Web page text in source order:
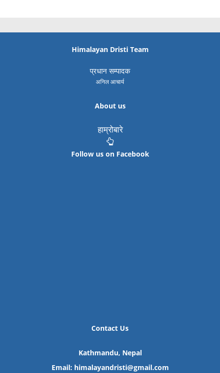
Himalayan Dristi Team
प्रधान सम्पादक
अनिल आचार्य
About us
हाम्रोबारे
Follow us on Facebook
Contact Us
Kathmandu, Nepal
Email: himalayandristi@gmail.com